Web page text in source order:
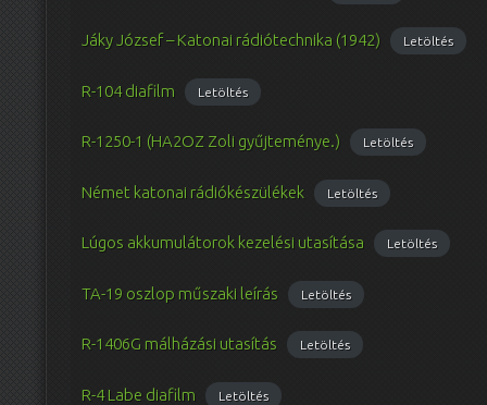
Jáky József – Katonai rádiótechnika (1942) Letöltés
R-104 diafilm Letöltés
R-1250-1 (HA2OZ Zoli gyűjteménye.) Letöltés
Német katonai rádiókészülékek Letöltés
Lúgos akkumulátorok kezelési utasítása Letöltés
TA-19 oszlop műszaki leírás Letöltés
R-1406G málházási utasítás Letöltés
R-4 Labe diafilm Letöltés